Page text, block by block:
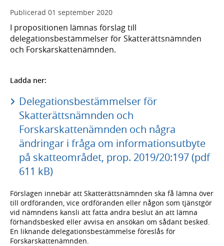
Publicerad 01 september 2020
I propositionen lämnas förslag till
delegationsbestämmelser för Skatterättsnämnden
och Forskarskattenämnden.
Ladda ner:
Delegationsbestämmelser för
Skatterättsnämnden och
Forskarskattenämnden och några
ändringar i fråga om informationsutbyte
på skatteområdet, prop. 2019/20:197 (pdf
611 kB)
Förslagen innebär att Skatterättsnämnden ska få lämna över
till ordföranden, vice ordföranden eller någon som tjänstgör
vid nämndens kansli att fatta andra beslut än att lämna
förhandsbesked eller avvisa en ansökan om sådant besked.
En liknande delegationsbestämmelse föreslås för
Forskarskattenämnden.